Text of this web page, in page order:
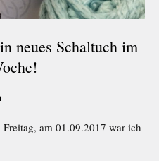
neues Schaltuch im
am 01.09.2017 war ich